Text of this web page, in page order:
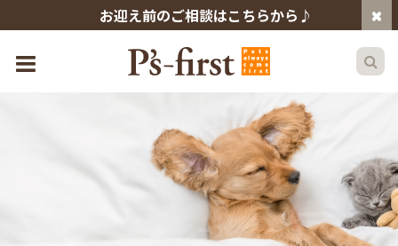
お迎え前のご相談はこちらから♪